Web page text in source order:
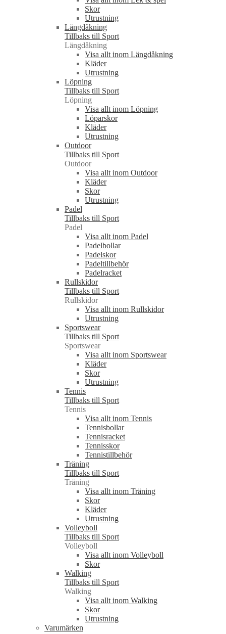
Skor
Utrustning
Längdåkning
Tillbaks till Sport
Längdåkning
Visa allt inom Längdåkning
Kläder
Utrustning
Löpning
Tillbaks till Sport
Löpning
Visa allt inom Löpning
Löparskor
Kläder
Utrustning
Outdoor
Tillbaks till Sport
Outdoor
Visa allt inom Outdoor
Kläder
Skor
Utrustning
Padel
Tillbaks till Sport
Padel
Visa allt inom Padel
Padelbollar
Padelskor
Padeltillbehör
Padelracket
Rullskidor
Tillbaks till Sport
Rullskidor
Visa allt inom Rullskidor
Utrustning
Sportswear
Tillbaks till Sport
Sportswear
Visa allt inom Sportswear
Kläder
Skor
Utrustning
Tennis
Tillbaks till Sport
Tennis
Visa allt inom Tennis
Tennisbollar
Tennisracket
Tennisskor
Tennistillbehör
Träning
Tillbaks till Sport
Träning
Visa allt inom Träning
Skor
Kläder
Utrustning
Volleyboll
Tillbaks till Sport
Volleyboll
Visa allt inom Volleyboll
Skor
Walking
Tillbaks till Sport
Walking
Visa allt inom Walking
Skor
Utrustning
Varumärken